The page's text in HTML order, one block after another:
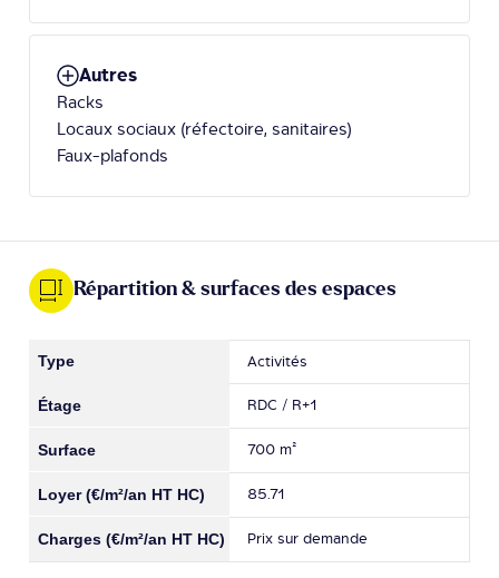
Autres
Racks
Locaux sociaux (réfectoire, sanitaires)
Faux-plafonds
Répartition & surfaces des espaces
Activités
RDC / R+1
700 m²
85.71
Prix sur demande